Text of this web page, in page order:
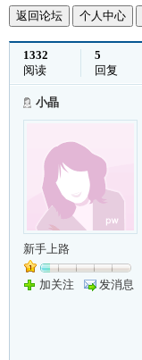
返回论坛 个人中心
1332
阅读
5
回复
小晶
新手上路
加关注 发消息